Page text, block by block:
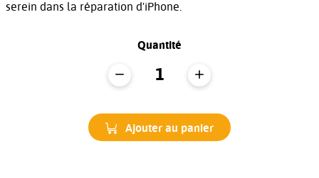
serein dans la réparation d'iPhone.
Quantité
Ajouter au panier